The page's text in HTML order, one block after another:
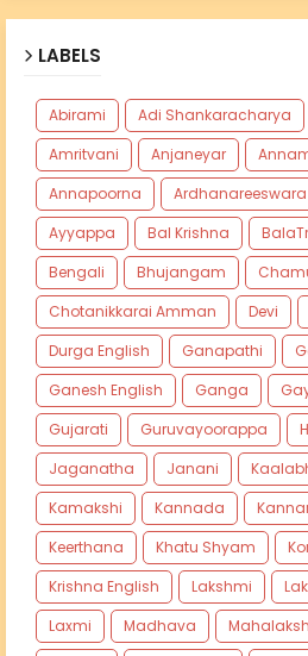
LABELS
Abirami Adi Shankaracharya
Amritvani
Anjaneyar
Annapoorna
Ardhanareeswara
Ayyappa
Bal Krishna
Bengali
Bhujangam
Chotanikkarai Amman
Devi
Durga English
Ganapathi
Ganesh English
Ganga
Gujarati
Guruvayoorappa
Jaganatha
Janani
Kamakshi
Kannada
Keerthana
Khatu Shyam
Krishna English
Lakshmi
Laxmi
Madhava